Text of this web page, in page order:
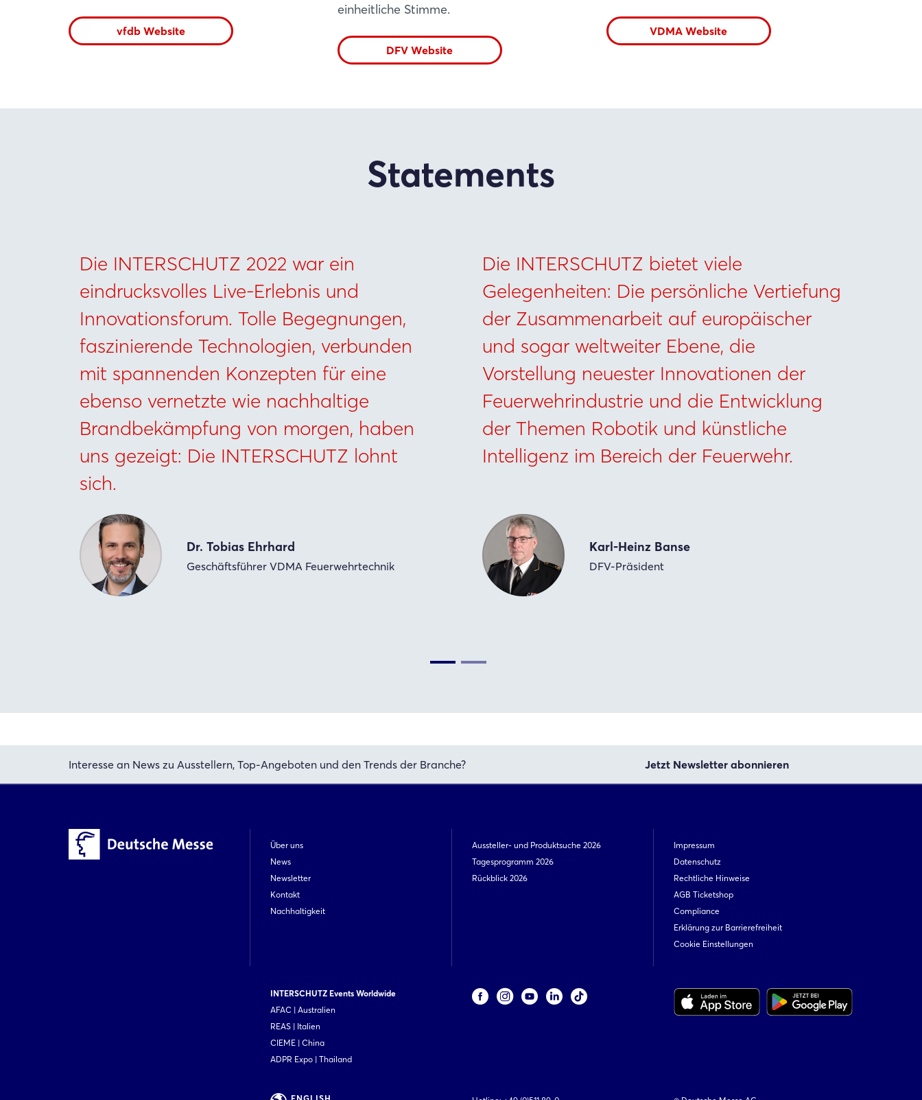
vfdb Website
einheitliche Stimme.
DFV Website
VDMA Website
Statements
Die INTERSCHUTZ 2022 war ein
eindrucksvolles Live-Erlebnis und
Innovationsforum. Tolle Begegnungen,
faszinierende Technologien, verbunden
mit spannenden Konzepten für eine
ebenso vernetzte wie nachhaltige
Brandbekämpfung von morgen, haben
uns gezeigt: Die INTERSCHUTZ lohnt
sich.
Dr. Tobias Ehrhard
Geschäftsführer VDMA Feuerwehrtechnik
Die INTERSCHUTZ bietet viele
Gelegenheiten: Die persönliche Vertiefung
der Zusammenarbeit auf europäischer
und sogar weltweiter Ebene, die
Vorstellung neuester Innovationen der
Feuerwehrindustrie und die Entwicklung
der Themen Robotik und künstliche
Intelligenz im Bereich der Feuerwehr.
Karl-Heinz Banse
DFV-Präsident
Interesse an News zu Ausstellern, Top-Angeboten und den Trends der Branche? Jetzt Newsletter abonnieren
Über uns
News
Newsletter
Kontakt
Nachhaltigkeit
Aussteller- und Produktsuche 2026
Tagesprogramm 2026
Rückblick 2026
Impressum
Datenschutz
Rechtliche Hinweise
AGB Ticketshop
Compliance
Erklärung zur Barrierefreiheit
Cookie Einstellungen
INTERSCHUTZ Events Worldwide
AFAC | Australien
REAS | Italien
CIEME | China
ADPR Expo | Thailand
Passwort vergessen?
Noch nicht angemeldet?